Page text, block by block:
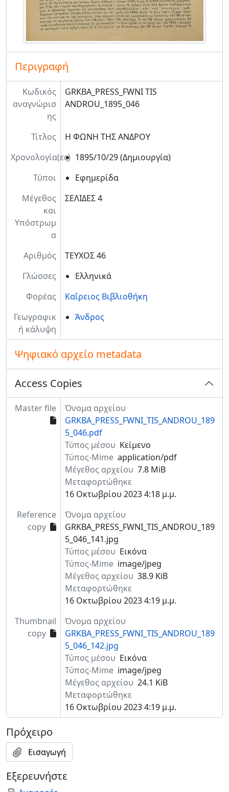
Περιγραφή
Κωδικός
αναγνώρισ
ης
GRKBA_PRESS_FWNI TIS
ANDROU_1895_046
Τίτλος
Η ΦΩΝΗ ΤΗΣ ΑΝΔΡΟΥ
Χρονολογία(ες) 1895/10/29 (Δημιουργία)
Τύποι
Εφημερίδα
Μέγεθος
και
Υπόστρωμ
α
ΣΕΛΙΔΕΣ 4
Αριθμός
ΤΕΥΧΟΣ 46
Γλώσσες
Ελληνικά
Φορέας
Καΐρειος Βιβλιοθήκη
Γεωγραφικ
ή κάλυψη
Άνδρος
Ψηφιακό αρχείο metadata
Access Copies
Master file
Όνομα αρχείου
GRKBA_PRESS_FWNI_TIS_ANDROU_189
5_046.pdf
Τύπος μέσου Κείμενο
Τύπος-Mime application/pdf
Μέγεθος αρχείου 7.8 MiB
Μεταφορτώθηκε
16 Οκτωβρίου 2023 4:18 μ.μ.
Reference
copy
Όνομα αρχείου
GRKBA_PRESS_FWNI_TIS_ANDROU_189
5_046_141.jpg
Τύπος μέσου Εικόνα
Τύπος-Mime image/jpeg
Μέγεθος αρχείου 38.9 KiB
Μεταφορτώθηκε
16 Οκτωβρίου 2023 4:19 μ.μ.
Thumbnail
copy
Όνομα αρχείου
GRKBA_PRESS_FWNI_TIS_ANDROU_189
5_046_142.jpg
Τύπος μέσου Εικόνα
Τύπος-Mime image/jpeg
Μέγεθος αρχείου 24.1 KiB
Μεταφορτώθηκε
16 Οκτωβρίου 2023 4:19 μ.μ.
Πρόχειρο
Εισαγωγή
Εξερευνήστε